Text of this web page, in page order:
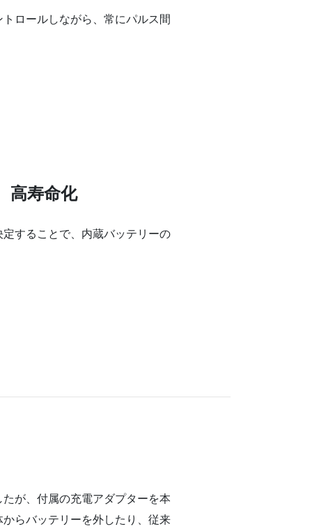
ロールしながら、常にパルス間
高寿命化
することで、内蔵バッテリーの
が、付属の充電アダプターを本
らバッテリーを外したり、従来